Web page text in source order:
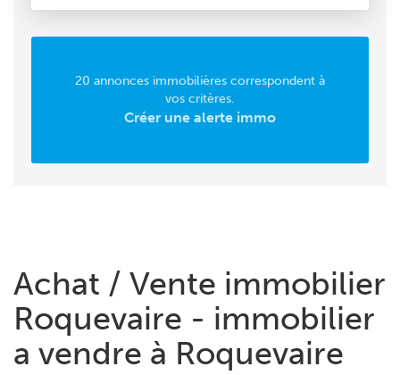
20 annonces immobilières correspondent à
vos critères.
Créer une alerte immo
Achat / Vente immobilier
Roquevaire - immobilier
a vendre à Roquevaire